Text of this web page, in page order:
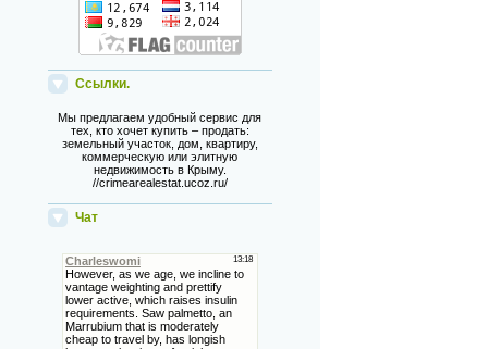
Ссылки.
Мы предлагаем удобный сервис для
тех, кто хочет купить – продать:
земельный участок, дом, квартиру,
коммерческую или элитную
недвижимость в Крыму.
//crimearealestat.ucoz.ru/
Чат